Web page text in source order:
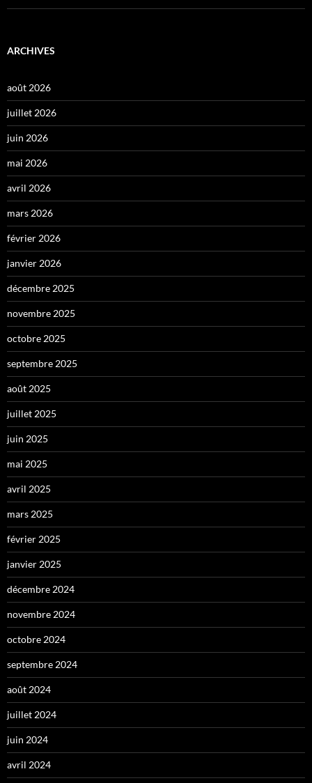
ARCHIVES
août 2026
juillet 2026
juin 2026
mai 2026
avril 2026
mars 2026
février 2026
janvier 2026
décembre 2025
novembre 2025
octobre 2025
septembre 2025
août 2025
juillet 2025
juin 2025
mai 2025
avril 2025
mars 2025
février 2025
janvier 2025
décembre 2024
novembre 2024
octobre 2024
septembre 2024
août 2024
juillet 2024
juin 2024
avril 2024